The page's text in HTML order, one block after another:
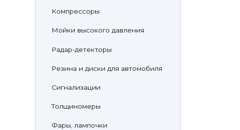
Компрессоры
Мойки высокого давления
Радар-детекторы
Резина и диски для автомобиля
Сигнализации
Толщиномеры
Фары, лампочки